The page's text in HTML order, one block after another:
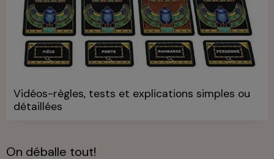
Vidéos-règles, tests et explications simples ou
détaillées
On déballe tout!